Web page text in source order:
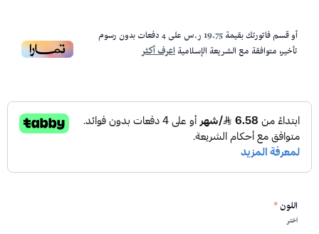
أو قسم فاتورتك بقيمة19.75 ر.س على4دفعات بدون رسوم
تأخير، متوافقة مع الشريعة الإسلاميةاعرف أكثر
اللون*
اختر